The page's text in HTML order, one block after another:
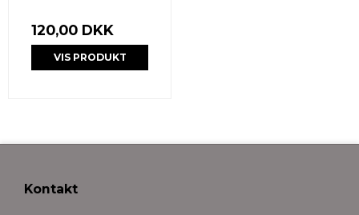
120,00 DKK
VIS PRODUKT
Kontakt